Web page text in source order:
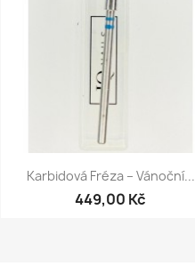
Rychlý náhled
Karbidová Fréza – Vánoční...
449,00 Kč